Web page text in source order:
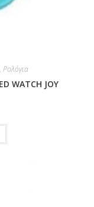
Ρολόγια
WATCH JOY